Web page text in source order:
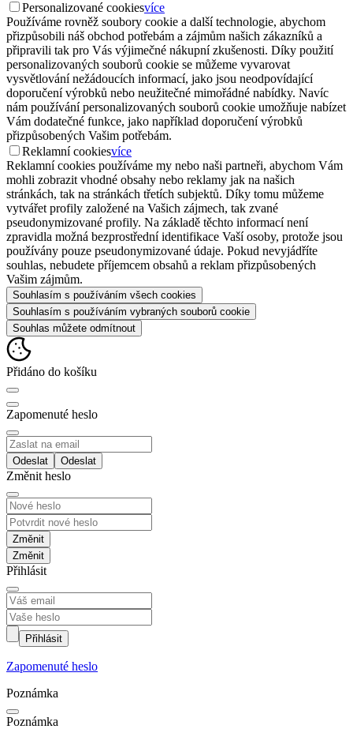
Personalizované cookiesvíce
Používáme rovněž soubory cookie a další technologie, abychom
přizpůsobili náš obchod potřebám a zájmům našich zákazníků a
připravili tak pro Vás výjimečné nákupní zkušenosti. Díky použití
personalizovaných souborů cookie se můžeme vyvarovat
vysvětlování nežádoucích informací, jako jsou neodpovídající
doporučení výrobků nebo neužitečné mimořádné nabídky. Navíc
nám používání personalizovaných souborů cookie umožňuje nabízet
Vám dodatečné funkce, jako například doporučení výrobků
přizpůsobených Vašim potřebám.
Reklamní cookiesvíce
Reklamní cookies používáme my nebo naši partneři, abychom Vám
mohli zobrazit vhodné obsahy nebo reklamy jak na našich
stránkách, tak na stránkách třetích subjektů. Díky tomu můžeme
vytvářet profily založené na Vašich zájmech, tak zvané
pseudonymizované profily. Na základě těchto informací není
zpravidla možná bezprostřední identifikace Vaší osoby, protože jsou
používány pouze pseudonymizované údaje. Pokud nevyjádříte
souhlas, nebudete příjemcem obsahů a reklam přizpůsobených
Vašim zájmům.
Souhlasím s používáním všech cookies
Souhlasím s používáním vybraných souborů cookie
Souhlas můžete odmítnout
Přidáno do košíku
Zapomenuté heslo
Odeslat
Změnit heslo
Změnit
Přihlásit
Přihlásit
Zapomenuté heslo
Poznámka
Poznámka